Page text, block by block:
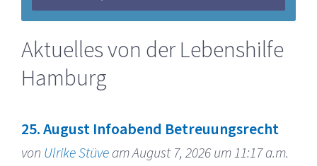
Aktuelles von der Lebenshilfe
Hamburg
25. August Infoabend Betreuungsrecht
von Ulrike Stüveam August 7, 2026 um 11:17 a.m.